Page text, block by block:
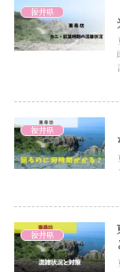
福井県
福井県
福井県